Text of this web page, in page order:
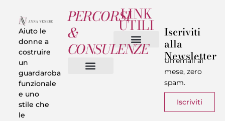
Aiuto le
donne a
costruire
un
guardaroba
funzionale
e uno
stile che
le
PERCORSI
&
CONSULENZE
LINK
UTILI Iscriviti
alla
Newsletter
Un’email al
mese, zero
spam.
Iscriviti